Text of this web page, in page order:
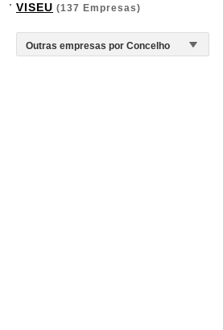
VISEU (137 Empresas)